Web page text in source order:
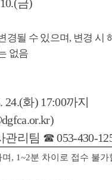
금)
경될 수 있으며, 변경 시
없음
24.(화) 17:00까지
)
관리팀 ☎053-430-
, 1~2분 차이로 접수 불